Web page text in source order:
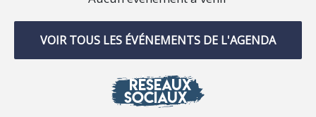
VOIR TOUS LES ÉVÉNEMENTS DE L'AGENDA
RÉSEAUX
SOCIAUX